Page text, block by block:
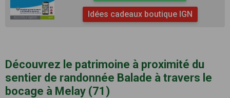
Idées cadeaux boutique IGN
Découvrez le patrimoine à proximité du
sentier de randonnée Balade à travers le
bocage à Melay (71)